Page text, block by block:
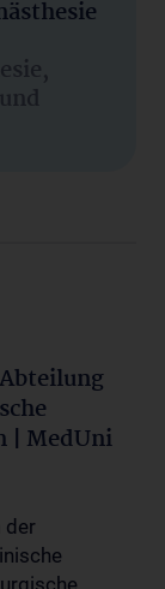
| MedUni
der